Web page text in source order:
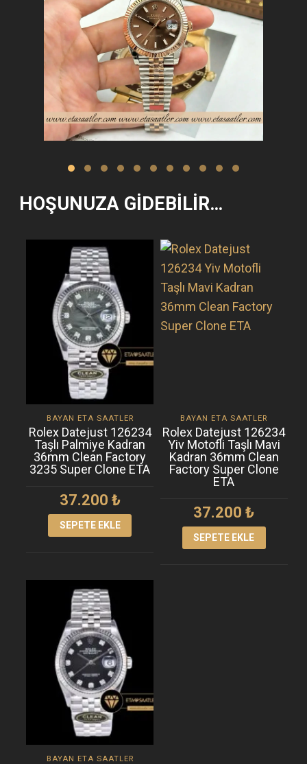
HOŞUNUZA GIDEBILIR…
BAYAN ETA SAATLER
Rolex Datejust 126234
Taşlı Palmiye Kadran
36mm Clean Factory
3235 Super Clone ETA
37.200 ₺
SEPETE EKLE
BAYAN ETA SAATLER
Rolex Datejust 126234
Yiv Motofli Taşlı Mavi
Kadran 36mm Clean
Factory Super Clone
ETA
37.200₺
SEPETE EKLE
BAYAN ETA SAATLER